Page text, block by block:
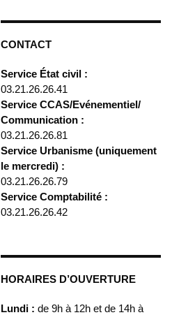
CONTACT
Service État civil :
03.21.26.26.41
Service CCAS/Evénementiel/
Communication :
03.21.26.26.81
Service Urbanisme (uniquement
le mercredi) :
03.21.26.26.79
Service Comptabilité :
03.21.26.26.42
HORAIRES D’OUVERTURE
Lundi : de 9h à 12h et de 14h à